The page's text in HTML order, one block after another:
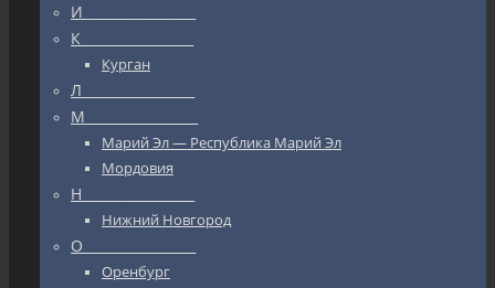
И_________________
К_________________
Курган
Л_________________
М_________________
Марий Эл — Республика Марий Эл
Мордовия
Н_________________
Нижний Новгород
О_________________
Оренбург